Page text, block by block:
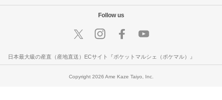
Follow us
日本最大級の産直（産地直送）ECサイト『ポケットマルシェ（ポケマル）』
Copyright 2026 Ame Kaze Taiyo, Inc.